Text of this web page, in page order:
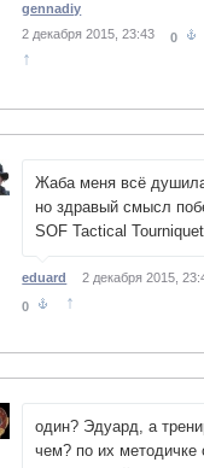
gennadiy
2 декабря 2015, 23:43
0
↑
Жаба меня всё
но здравый смысл
SOF Tactical
eduard
2 декабря 2015,
0
↑
один? Эдуард, а
чем? по их методичке